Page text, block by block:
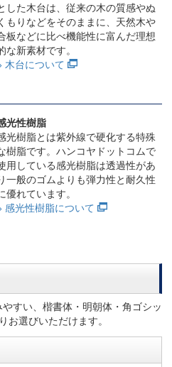
した木台は、従来の木の質感やぬ
もりなどをそのままに、天然木や
板などに比べ機能性に富んだ理想
な新素材です。
木台について
光性樹脂
光樹脂とは紫外線で硬化する特殊
樹脂です。ハンコヤドットコムで
用している感光樹脂は透過性があ
一般のゴムよりも弾力性と耐久性
優れています。
感光性樹脂について
すい、楷書体・明朝体・角ゴシッ
お選びいただけます。